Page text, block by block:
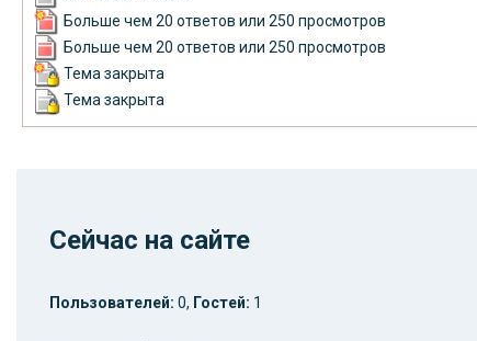
Больше чем 20 ответов или 250 просмотров
Больше чем 20 ответов или 250 просмотров
Тема закрыта
Тема закрыта
Сейчас на сайте
Пользователей: 0, Гостей: 1